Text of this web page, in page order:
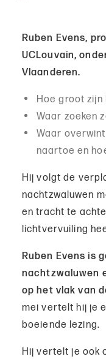
Ruben Evens,
UCLouvain,
Vlaanderen.
Hoe groot zijn
Waar zoeken
Waar
naartoe en
Hij volgt de
nachtzwaluwen
en tracht te
lichtvervuiling
Ruben Evens is
nachtzwaluwen
op het vlak van
mei vertelt hij je
boeiende lezing.
Hij vertelt je ook